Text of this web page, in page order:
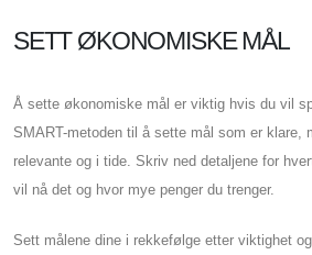
SETT ØKONOMISKE MÅL
Å sette økonomiske mål er viktig hvis du vil
SMART-metoden til å sette mål som er klare,
relevante og i tide. Skriv ned detaljene for
vil nå det og hvor mye penger du trenger.
Sett målene dine i rekkefølge etter viktighet